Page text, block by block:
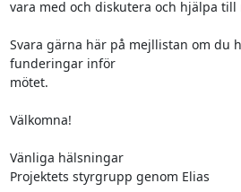
vara med och diskutera och hjälpa till
Svara gärna här på mejllistan om du
funderingar inför
mötet.
Välkomna!
Vänliga hälsningar
Projektets styrgrupp genom Elias